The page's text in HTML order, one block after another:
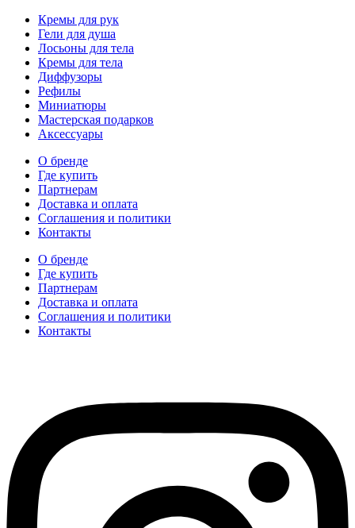
Кремы для рук
Гели для душа
Лосьоны для тела
Кремы для тела
Диффузоры
Рефилы
Миниатюры
Мастерская подарков
Аксессуары
О бренде
Где купить
Партнерам
Доставка и оплата
Соглашения и политики
Контакты
О бренде
Где купить
Партнерам
Доставка и оплата
Соглашения и политики
Контакты